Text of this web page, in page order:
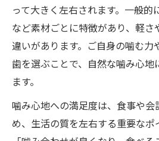
って大きく左右されます。一般的
など素材ごとに特徴があり、軽さ
違いがあります。ご自身の噛む力
歯を選ぶことで、自然な噛み心地
ます。
噛み心地への満足度は、食事や
め、生活の質を左右する重要なポ